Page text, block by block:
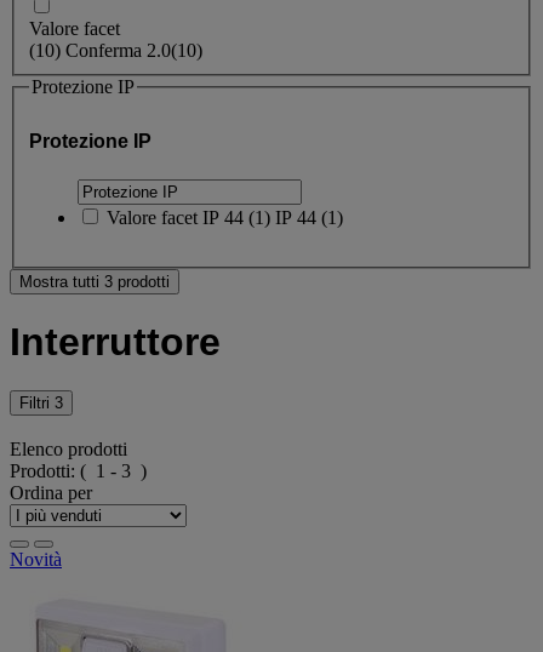
Valore facet
(10) Conferma 2.0(10)
Protezione IP
Protezione IP
Valore facet IP 44 (1) IP 44 (1)
Mostra tutti 3 prodotti
Interruttore
Filtri 3
Elenco prodotti
Prodotti: ( 1 - 3 )
Ordina per
Novità